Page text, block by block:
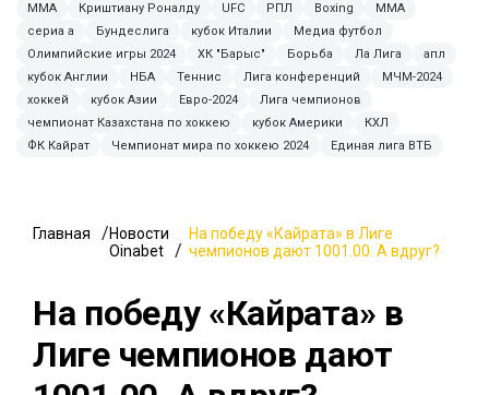
MMA Криштиану Роналду UFC РПЛ Boxing
ММА
сериа а
Бундеслига кубок Италии
Медиа футбол
Олимпийские игры 2024
ХК "Барыс" Борьба Ла Лига
апл
кубок Англии
НБА Теннис Лига конференций
МЧМ-2024
хоккей
кубок Азии Евро-2024
Лига чемпионов
чемпионат Казахстана по хоккею
кубок Америки
КХЛ
ФК Кайрат
Чемпионат мира по хоккею 2024 Единая лига ВТБ
Главная
Новости
Oinabet
На победу «Кайрата» в Лиге
чемпионов дают 1001.00. А вдруг?
На победу «Кайрата» в
Лиге чемпионов дают